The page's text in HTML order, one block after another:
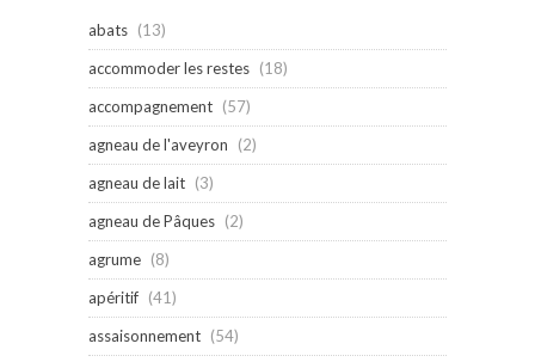
abats (13)
accommoder les restes (18)
accompagnement (57)
agneau de l'aveyron
(2)
agneau de lait (3)
agneau de Pâques (2)
agrume (8)
apéritif (41)
assaisonnement (54)